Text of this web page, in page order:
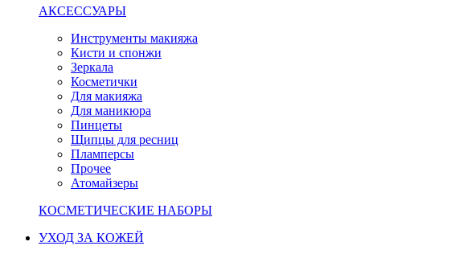
АКСЕССУАРЫ
Инструменты макияжа
Кисти и спонжи
Зеркала
Косметички
Для макияжа
Для маникюра
Пинцеты
Щипцы для ресниц
Пламперсы
Прочее
Атомайзеры
КОСМЕТИЧЕСКИЕ НАБОРЫ
УХОД ЗА КОЖЕЙ